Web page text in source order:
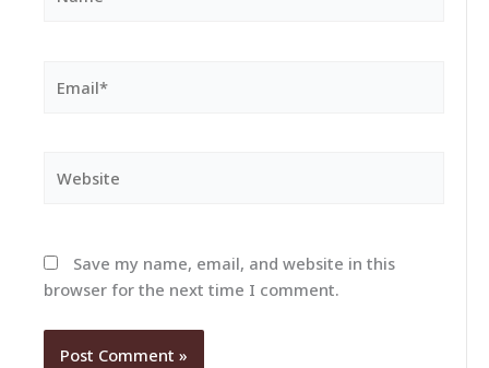
Save my name, email, and website in this
browser for the next time I comment.